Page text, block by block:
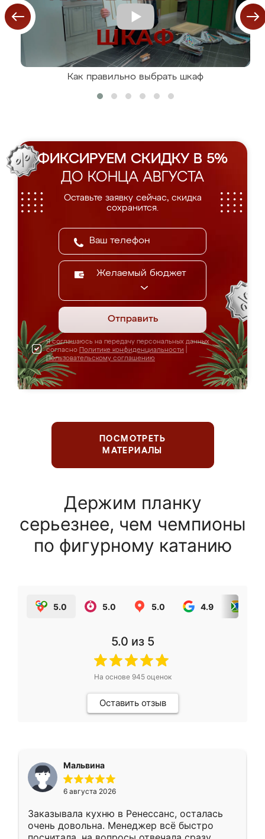
Как правильно выбрать шкаф
ФИКСИРУЕМ СКИДКУ В 5%
ДО КОНЦА АВГУСТА
Оставьте заявку сейчас, скидка
сохранится.
Желаемый бюджет
Отправить
Я соглашаюсь на передачу персональных данных
согласно Политике конфиденциальности
Пользовательскому соглашению
ПОСМОТРЕТЬ
МАТЕРИАЛЫ
Держим планку
серьезнее, чем чемпионы
по фигурному катанию
5.0 5.0 5.0 4.9
5.0 из 5
На основе 945оценок
Оставить отзыв
Мальвина
6 августа 2026
Заказывала кухню в Ренессанс, осталась
очень довольна. Менеджер всё быстро